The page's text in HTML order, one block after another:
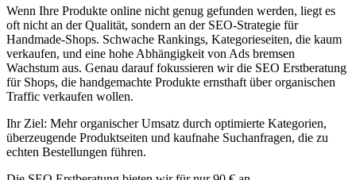
Wenn Ihre Produkte online nicht genug gefunden werden, liegt es
oft nicht an der Qualität, sondern an der SEO-Strategie für
Handmade-Shops. Schwache Rankings, Kategorieseiten, die kaum
verkaufen, und eine hohe Abhängigkeit von Ads bremsen
Wachstum aus. Genau darauf fokussieren wir die SEO Erstberatung
für Shops, die handgemachte Produkte ernsthaft über organischen
Traffic verkaufen wollen.
Ihr Ziel: Mehr organischer Umsatz durch optimierte Kategorien,
überzeugende Produktseiten und kaufnahe Suchanfragen, die zu
echten Bestellungen führen.